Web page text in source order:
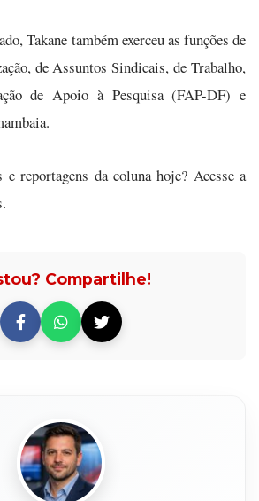
Takane também exerceu as funções de
de Assuntos Sindicais, de Trabalho,
de Apoio à Pesquisa (FAP-DF) e
reportagens da coluna hoje? Acesse a
Compartilhe!